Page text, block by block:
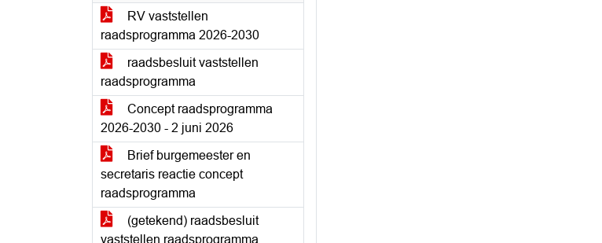
RV vaststellen
raadsprogramma 2026-2030
raadsbesluit vaststellen
raadsprogramma
Concept raadsprogramma
2026-2030 - 2 juni 2026
Brief burgemeester en
secretaris reactie concept
raadsprogramma
(getekend) raadsbesluit
vaststellen raadsprogramma